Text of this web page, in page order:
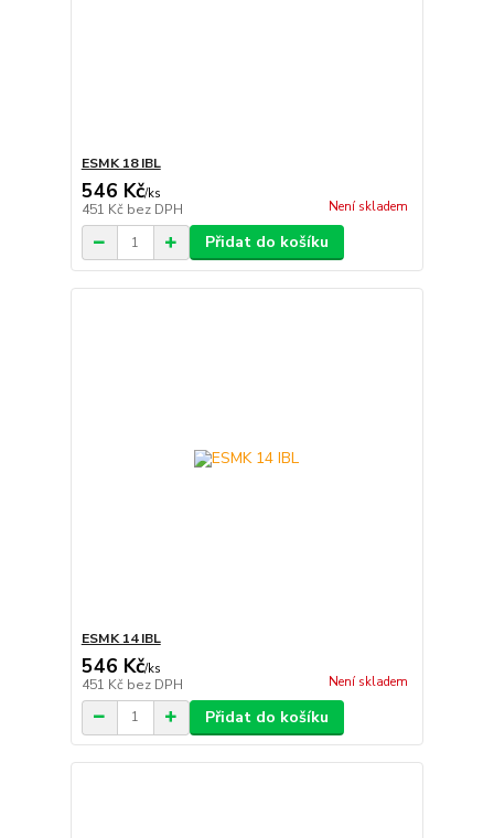
ESMK 18 IBL
546 Kč/ks
451 Kč bez DPH Není skladem
Přidat do košíku
ESMK 14 IBL
546 Kč/ks
451 Kč bez DPH Není skladem
Přidat do košíku